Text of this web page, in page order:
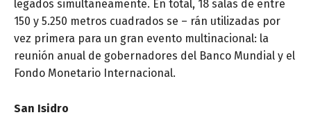
legados simultáneamente. En total, 18 salas de entre
150 y 5.250 metros cuadrados se – rán utilizadas por
vez primera para un gran evento multinacional: la
reunión anual de gobernadores del Banco Mundial y el
Fondo Monetario Internacional.
San Isidro